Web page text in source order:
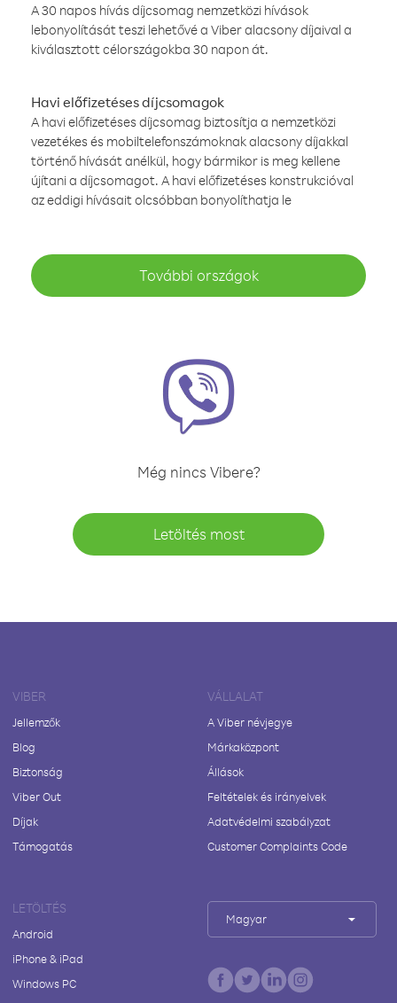
A 30 napos hívás díjcsomag nemzetközi hívások
lebonyolítását teszi lehetővé a Viber alacsony díjaival a
kiválasztott célországokba 30 napon át.
Havi előfizetéses díjcsomagok
A havi előfizetéses díjcsomag biztosítja a nemzetközi
vezetékes és mobiltelefonszámoknak alacsony díjakkal
történő hívását anélkül, hogy bármikor is meg kellene
újítani a díjcsomagot. A havi előfizetéses konstrukcióval
az eddigi hívásait olcsóbban bonyolíthatja le
További országok
Még nincs Vibere?
Letöltés most
VIBER
Jellemzők
Blog
Biztonság
Viber Out
Díjak
Támogatás
VÁLLALAT
A Viber névjegye
Márkaközpont
Állások
Feltételek és irányelvek
Adatvédelmi szabályzat
Customer Complaints Code
LETÖLTÉS
Android
iPhone & iPad
Windows PC
Magyar